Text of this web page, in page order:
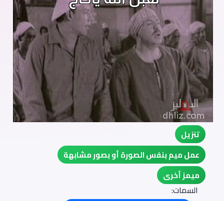
تنزيل
عمل ميم بنفس الصورة أو بصور مشابهة
ميمز أخرى
السمات: